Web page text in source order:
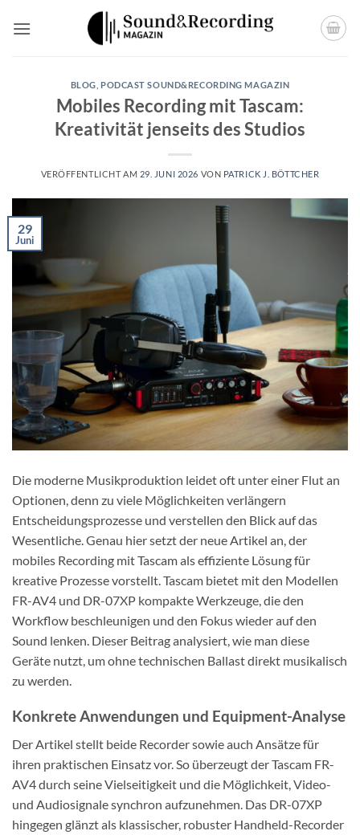
Inhalt
BLOG PODCAST SOUND&RECORDING MAGAZIN
Mobiles Recording mit Tascam:
Kreativität jenseits des Studios
VERÖFFENTLICHT AM 29. JUNI 2026 VON PATRICK J. BÖTTCHER
29
Juni
Die moderne Musikproduktion leidet oft unter einer Flut an
Optionen, denn zu viele Möglichkeiten verlängern
Entscheidungsprozesse und verstellen den Blick auf das
Wesentliche. Genau hier setzt der neue Artikel an, der
mobiles Recording mit Tascam als effiziente Lösung für
kreative Prozesse vorstellt. Tascam bietet mit den Modellen
FR-AV4 und DR-07XP kompakte Werkzeuge, die den
Workflow beschleunigen und den Fokus wieder auf den
Sound lenken. Dieser Beitrag analysiert, wie man diese
Geräte nutzt, um ohne technischen Ballast direkt musikalisch
zu werden.
Konkrete Anwendungen und Equipment-Analyse
Der Artikel stellt beide Recorder sowie auch Ansätze für
ihren praktischen Einsatz vor. So überzeugt der Tascam FR-
AV4 durch seine Vielseitigkeit und die Möglichkeit, Video-
und Audiosignale synchron aufzunehmen. Das DR-07XP
hingegen glänzt als klassischer, robuster Handheld-Recorder